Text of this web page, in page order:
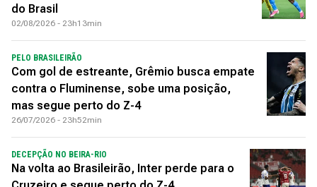
do Brasil
02/08/2026 - 23h13min
PELO BRASILEIRÃO
Com gol de estreante, Grêmio busca empate
contra o Fluminense, sobe uma posição,
mas segue perto do Z-4
26/07/2026 - 23h52min
DECEPÇÃO NO BEIRA-RIO
Na volta ao Brasileirão, Inter perde para o